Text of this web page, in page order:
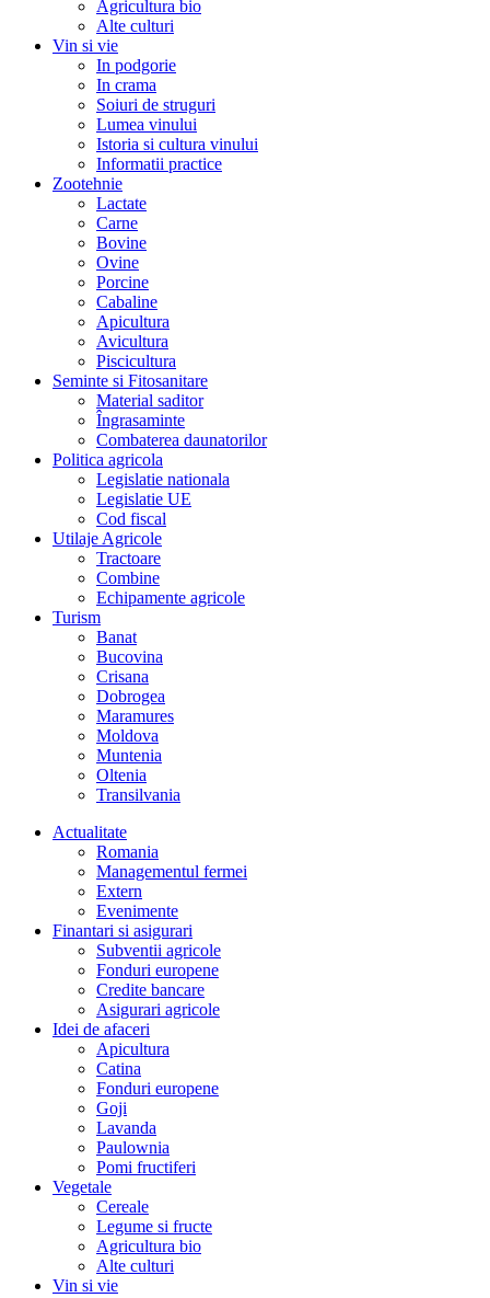
Agricultura bio
Alte culturi
Vin si vie
In podgorie
In crama
Soiuri de struguri
Lumea vinului
Istoria si cultura vinului
Informatii practice
Zootehnie
Lactate
Carne
Bovine
Ovine
Porcine
Cabaline
Apicultura
Avicultura
Piscicultura
Seminte si Fitosanitare
Material saditor
Îngrasaminte
Combaterea daunatorilor
Politica agricola
Legislatie nationala
Legislatie UE
Cod fiscal
Utilaje Agricole
Tractoare
Combine
Echipamente agricole
Turism
Banat
Bucovina
Crisana
Dobrogea
Maramures
Moldova
Muntenia
Oltenia
Transilvania
Actualitate
Romania
Managementul fermei
Extern
Evenimente
Finantari si asigurari
Subventii agricole
Fonduri europene
Credite bancare
Asigurari agricole
Idei de afaceri
Apicultura
Catina
Fonduri europene
Goji
Lavanda
Paulownia
Pomi fructiferi
Vegetale
Cereale
Legume si fructe
Agricultura bio
Alte culturi
Vin si vie